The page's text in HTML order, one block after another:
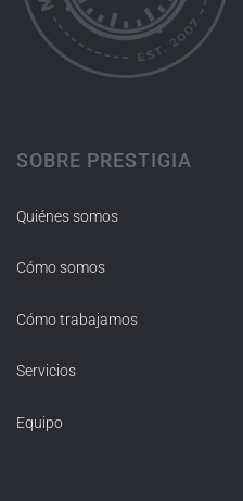
SOBRE PRESTIGIA
Quiénes somos
Cómo somos
Cómo trabajamos
Servicios
Equipo